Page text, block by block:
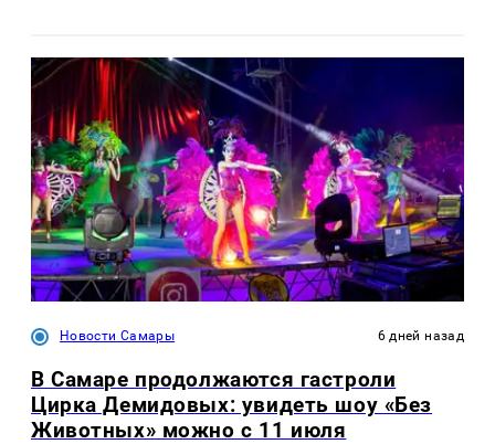
Новости Самары 6 дней назад
В Самаре продолжаются гастроли
Цирка Демидовых: увидеть шоу «Без
Животных» можно с 11 июля